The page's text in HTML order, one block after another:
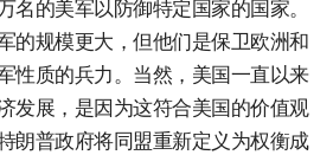
名的美军以防御特定国家的国家。
的规模更大，但他们是保卫欧洲和
性质的兵力。当然，美国一直以来
发展，是因为这符合美国的价值观
朗普政府将同盟重新定义为权衡成